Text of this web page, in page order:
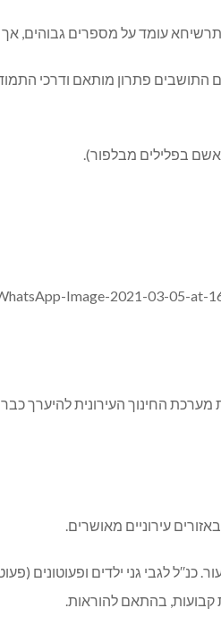
עומד על מספרים גבוהים,
התושבים פתרון מותאם ודרכי
בפלילים מבלפור).
החינוך העירונית להיערך
עירוניים מאושרים.
כנ′′ל לגבי גני ילדים
קבועות, בהתאם להוראות.